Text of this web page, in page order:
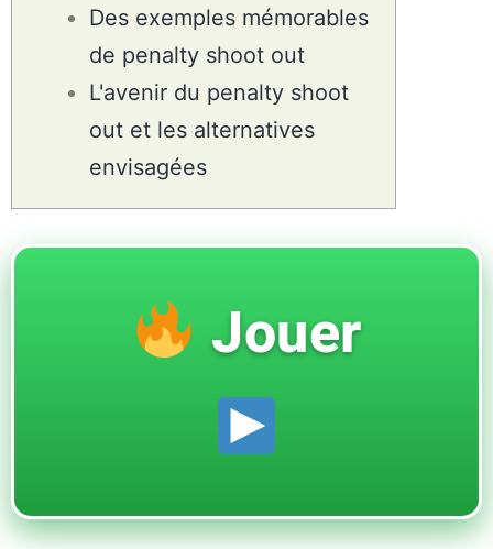
Des exemples mémorables
de penalty shoot out
L'avenir du penalty shoot
out et les alternatives
envisagées
Jouer